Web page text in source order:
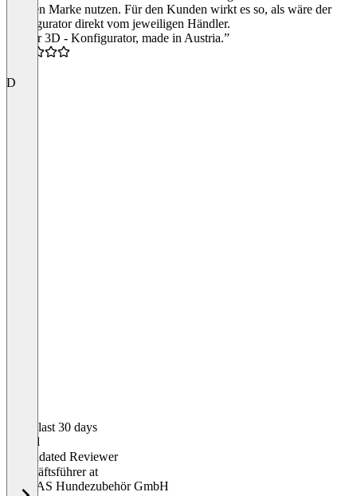
eigenen Marke nutzen. Für den Kunden wirkt es so, als wäre der
Konfigurator direkt vom jeweiligen Händler.
“Toller 3D - Konfigurator, made in Austria.”
D
In the last 30 days
Daniel
Validated Reviewer
Geschäftsführerat
BUMAS Hundezubehör GmbH